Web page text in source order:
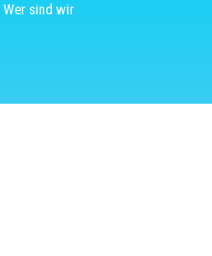
Wer sind wir